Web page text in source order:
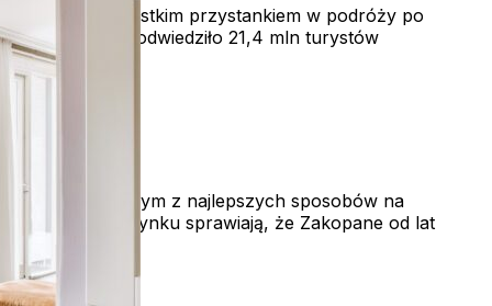
przede wszystkim przystankiem w podróży po
roku Polskę odwiedziło 21,4 mln turystów
mogą być jednym z najlepszych sposobów na
wypoczynku sprawiają, że Zakopane od lat
się […]